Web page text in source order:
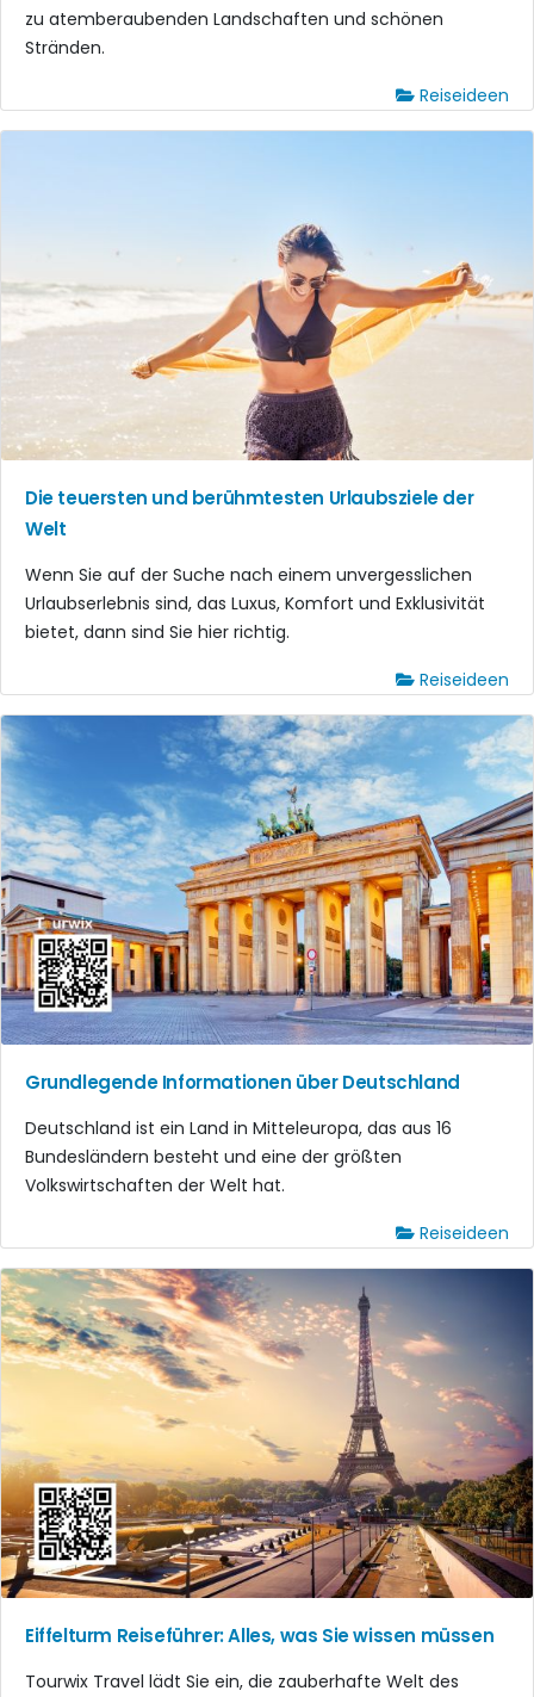
zu atemberaubenden Landschaften und schönen
Stränden.
Reiseideen
Die teuersten und berühmtesten Urlaubsziele der
Welt
Wenn Sie auf der Suche nach einem unvergesslichen
Urlaubserlebnis sind, das Luxus, Komfort und Exklusivität
bietet, dann sind Sie hier richtig.
Reiseideen
Grundlegende Informationen über Deutschland
Deutschland ist ein Land in Mitteleuropa, das aus 16
Bundesländern besteht und eine der größten
Volkswirtschaften der Welt hat.
Reiseideen
Eiffelturm Reiseführer: Alles, was Sie wissen müssen
Tourwix Travel lädt Sie ein, die zauberhafte Welt des